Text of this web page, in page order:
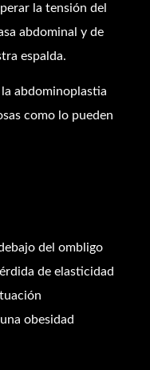
la tensión del
abdominal y de
espalda.
abdominoplastia
como lo pueden
del ombligo
de elasticidad
obesidad